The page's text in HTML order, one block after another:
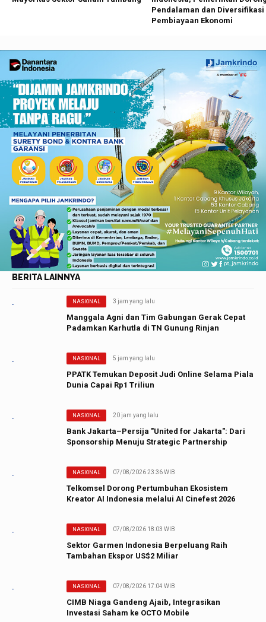
Pendalaman dan Diversifikasi
Pembiayaan Ekonomi
BERITA LAINNYA
NASIONAL 3 jam yang lalu
Manggala Agni dan Tim Gabungan Gerak Cepat
Padamkan Karhutla di TN Gunung Rinjan
NASIONAL 5 jam yang lalu
PPATK Temukan Deposit Judi Online Selama Piala
Dunia Capai Rp1 Triliun
NASIONAL 20 jam yang lalu
Bank Jakarta–Persija "United for Jakarta": Dari
Sponsorship Menuju Strategic Partnership
NASIONAL 07/08/2026 23:36 WIB
Telkomsel Dorong Pertumbuhan Ekosistem
Kreator AI Indonesia melalui AI Cinefest 2026
NASIONAL 07/08/2026 18:03 WIB
Sektor Garmen Indonesia Berpeluang Raih
Tambahan Ekspor US$2 Miliar
NASIONAL 07/08/2026 17:04 WIB
CIMB Niaga Gandeng Ajaib, Integrasikan
Investasi Saham ke OCTO Mobile